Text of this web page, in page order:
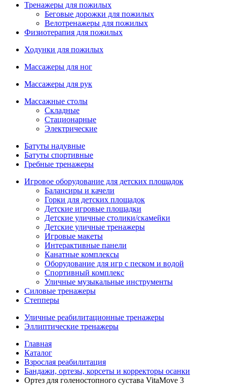
Тренажеры для пожилых
Беговые дорожки для пожилых
Велотренажеры для пожилых
Физиотерапия для пожилых
Ходунки для пожилых
Массажеры для ног
Массажеры для рук
Массажные столы
Складные
Стационарные
Электрические
Батуты надувные
Батуты спортивные
Гребные тренажеры
Игровое оборудование для детских площадок
Балансиры и качели
Горки для детских площадок
Детские игровые площадки
Детские уличные столики/скамейки
Детские уличные тренажеры
Игровые макеты
Интерактивные панели
Канатные комплексы
Оборудование для игр с песком и водой
Спортивный комплекс
Уличные музыкальные инструменты
Силовые тренажеры
Степперы
Уличные реабилитационные тренажеры
Эллиптические тренажеры
Главная
Каталог
Взрослая реабилитация
Бандажи, ортезы, корсеты и корректоры осанки
Ортез для голеностопного сустава VitaMove 3